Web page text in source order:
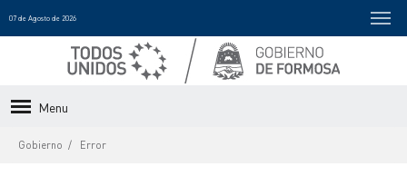
07 de Agosto de 2026
Menu
Gobierno Error